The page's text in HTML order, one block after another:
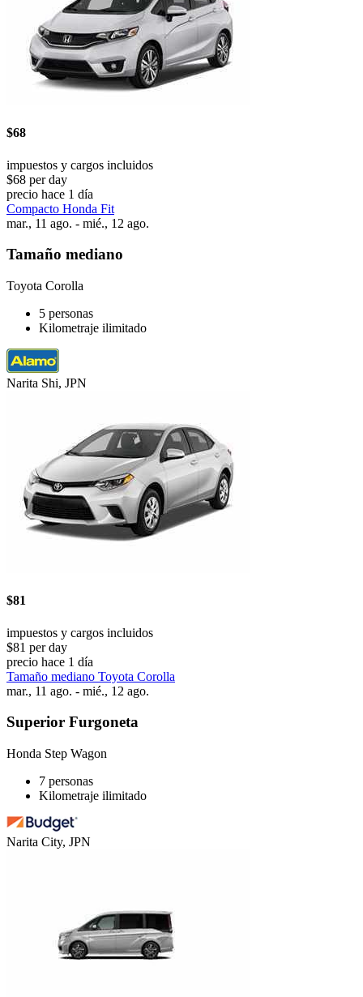
$68
impuestos y cargos incluidos
$68 per day
precio hace 1 día
Compacto Honda Fit
mar., 11 ago. - mié., 12 ago.
Tamaño mediano
Toyota Corolla
5 personas
Kilometraje ilimitado
Narita Shi, JPN
$81
impuestos y cargos incluidos
$81 per day
precio hace 1 día
Tamaño mediano Toyota Corolla
mar., 11 ago. - mié., 12 ago.
Superior Furgoneta
Honda Step Wagon
7 personas
Kilometraje ilimitado
Narita City, JPN